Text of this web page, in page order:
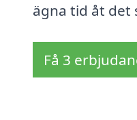
ägna tid åt det
Få 3